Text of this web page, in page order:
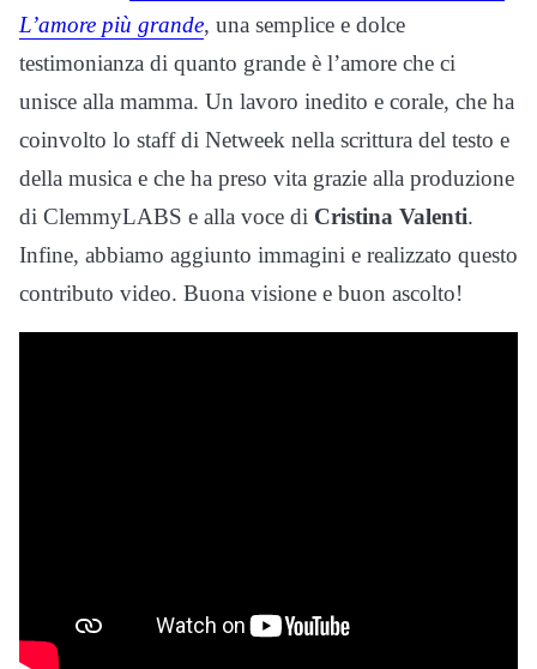
L’amore più grande, una semplice e dolce
testimonianza di quanto grande è l’amore che ci
unisce alla mamma. Un lavoro inedito e corale, che ha
coinvolto lo staff di Netweek nella scrittura del testo e
della musica e che ha preso vita grazie alla produzione
di ClemmyLABS e alla voce di Cristina Valenti.
Infine, abbiamo aggiunto immagini e realizzato questo
contributo video. Buona visione e buon ascolto!